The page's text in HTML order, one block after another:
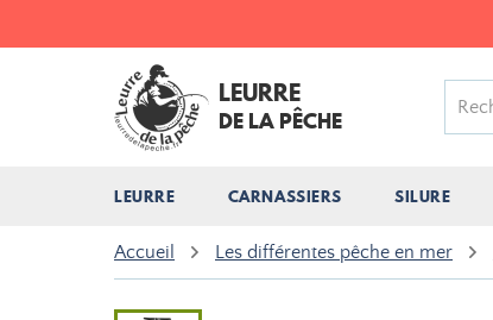
LEURRE
DE LA PÊCHE
LEURRE CARNASSIERS SILURE
Accueil Les différentes pêche en mer